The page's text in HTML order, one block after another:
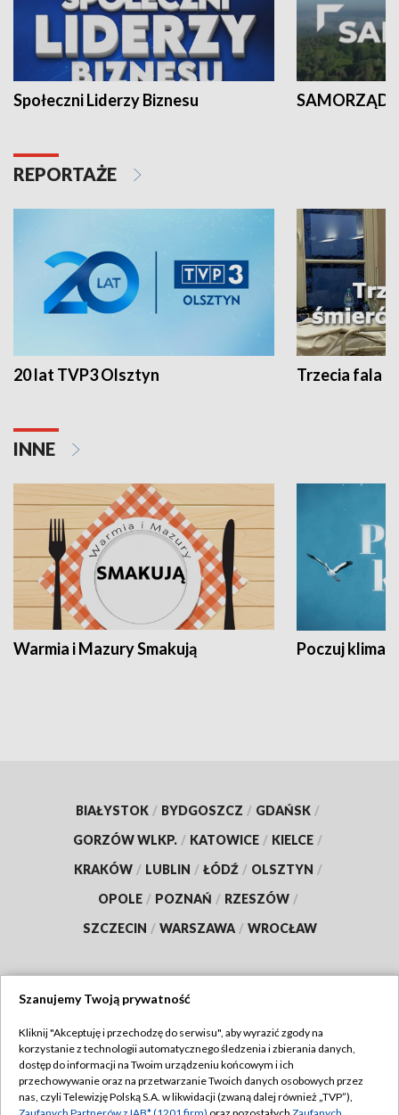
Społeczni Liderzy Biznesu SAMORZĄD
REPORTAŻE
20 lat TVP3 Olsztyn Trzecia fala -
INNE
Warmia i Mazury Smakują Poczuj klimat
BIAŁYSTOK / BYDGOSZCZ / GDAŃSK /
GORZÓW WLKP. / KATOWICE / KIELCE /
KRAKÓW / LUBLIN / ŁÓDŹ / OLSZTYN /
OPOLE / POZNAŃ / RZESZÓW /
SZCZECIN / WARSZAWA / WROCŁAW
TVP
Abonament TVP
Emisja w TVP
Regulamin TVP
Szanujemy Twoją prywatność
Kliknij "Akceptuję i przechodzę do serwisu", aby wyrazić zgody na
korzystanie z technologii automatycznego śledzenia i zbierania danych,
dostęp do informacji na Twoim urządzeniu końcowym i ich
przechowywanie oraz na przetwarzanie Twoich danych osobowych przez
nas, czyli Telewizję Polską S.A. w likwidacji (zwaną dalej również „TVP”),